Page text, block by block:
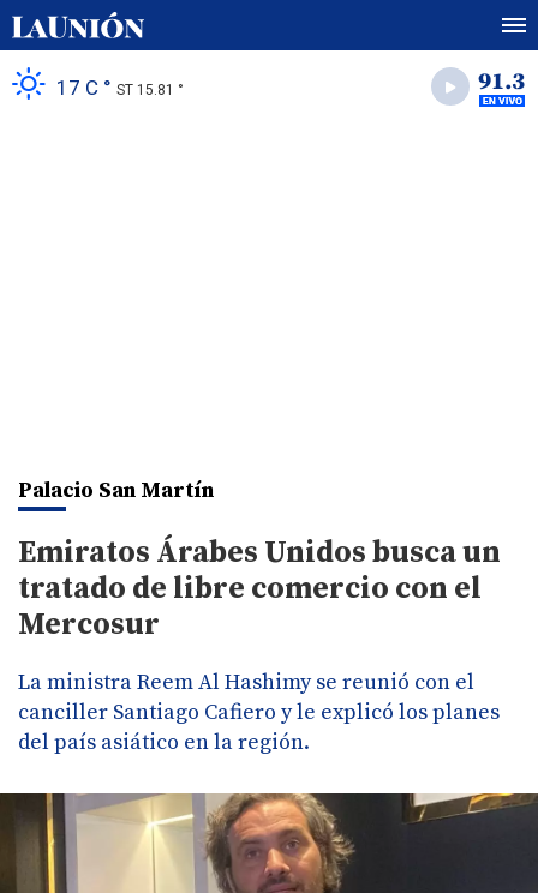
17 C ° ST 15.81 °
Palacio San Martín
Emiratos Árabes Unidos busca un
tratado de libre comercio con el
Mercosur
La ministra Reem Al Hashimy se reunió con el
canciller Santiago Cafiero y le explicó los planes
del país asiático en la región.